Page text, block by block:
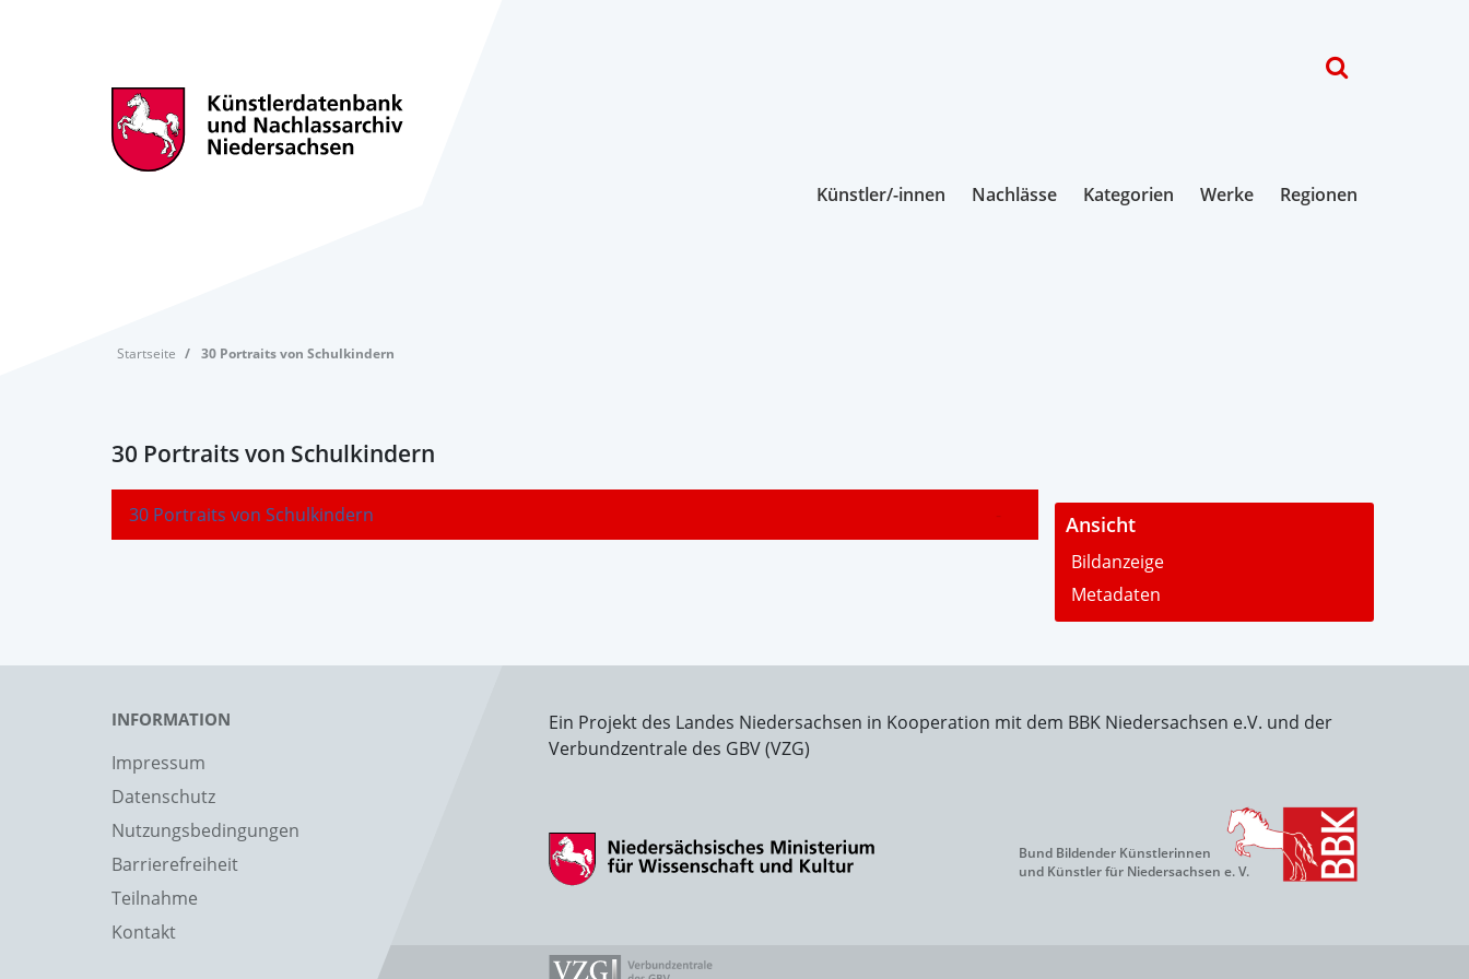
Künstler/-innen Nachlässe Kategorien Werke Regionen
Startseite 30 Portraits von Schulkindern
30 Portraits von Schulkindern
30 Portraits von Schulkindern - Ansicht
Bildanzeige
Metadaten
INFORMATION
Impressum
Datenschutz
Nutzungsbedingungen
Barrierefreiheit
Teilnahme
Kontakt
Ein Projekt des Landes Niedersachsen in Kooperation mit dem BBK Niedersachsen e.V. und der
Verbundzentrale des GBV (VZG)
Bund Bildender Künstlerinnen
und Künstler für Niedersachsen e. V.